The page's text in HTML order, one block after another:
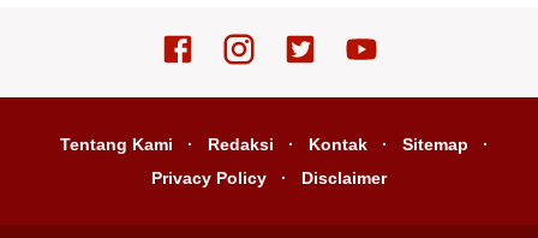
Tentang Kami Redaksi Kontak
Sitemap
Privacy Policy
Disclaimer